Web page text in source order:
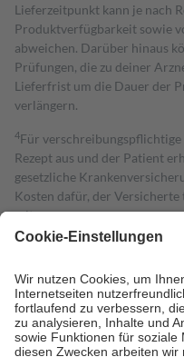
Lieferzeitpunkt kann je nach
Produktverfügbarkeit sowie
abweichen. Darüber hinaus
Prüfungen, die zu deiner
Lieferfrist um die Dauer der
verlängern.
4Für
Rezept aus und der Patient
gesetzliche
Kosten dafür, der
mit.
Grundsätzlich leisten
höchstens zehn Euro.
Es sind
Kosten der Leistung zu
Diese Regeln gelten
Bei Heilmitteln und
Zuzahlung zehn Prozent der